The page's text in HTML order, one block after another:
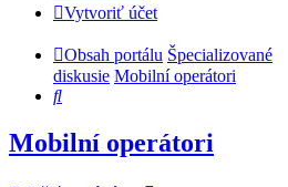
Vytvoriť účet
Obsah portálu Špecializované
diskusie Mobilní operátori
Hľadať
Mobilní operátori